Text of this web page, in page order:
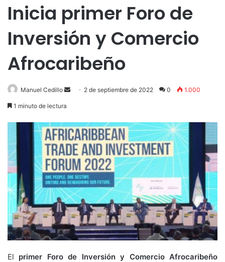
Inicia primer Foro de
Inversión y Comercio
Afrocaribeño
Manuel Cedillo
Send 2 de septiembre de 2022 0 1.000
1 minuto de lectura
El primer Foro de Inversión y Comercio Afrocaribeño